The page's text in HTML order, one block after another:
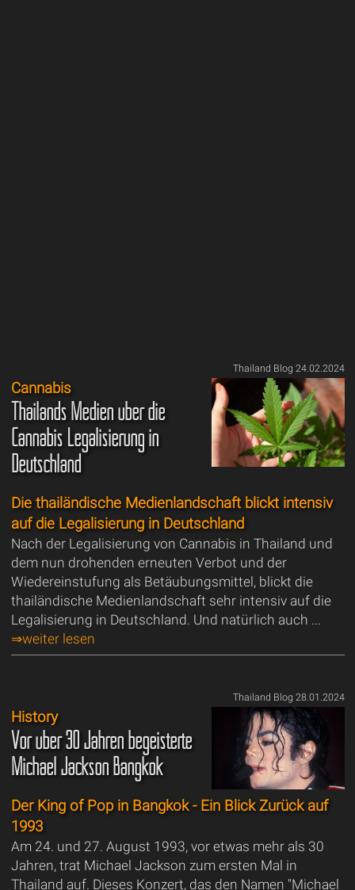
Thailand Blog 24.02.2024
Cannabis
Thailands Medien über die
Cannabis Legalisierung in
Deutschland
Die thailändische Medienlandschaft blickt intensiv
auf die Legalisierung in Deutschland
Nach der Legalisierung von Cannabis in Thailand und
dem nun drohenden erneuten Verbot und der
Wiedereinstufung als Betäubungsmittel, blickt die
thailändische Medienlandschaft sehr intensiv auf die
Legalisierung in Deutschland. Und natürlich auch ...
⇒weiter lesen
Thailand Blog 28.01.2024
History
Vor über 30 Jahren begeisterte
Michael Jackson Bangkok
Der King of Pop in Bangkok - Ein Blick Zurück auf
1993
Am 24. und 27. August 1993, vor etwas mehr als 30
Jahren, trat Michael Jackson zum ersten Mal in
Thailand auf. Dieses Konzert, das den Namen "Michael